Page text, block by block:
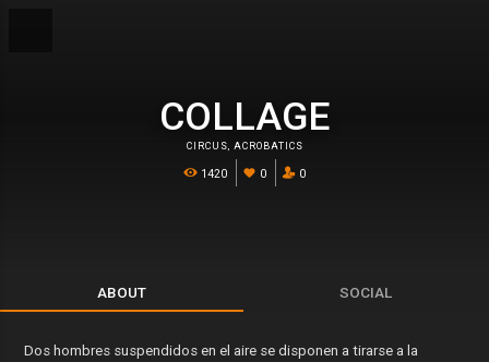
COLLAGE
CIRCUS, ACROBATICS
1420 0 0
ABOUT SOCIAL
Dos hombres suspendidos en el aire se disponen a tirarse a la